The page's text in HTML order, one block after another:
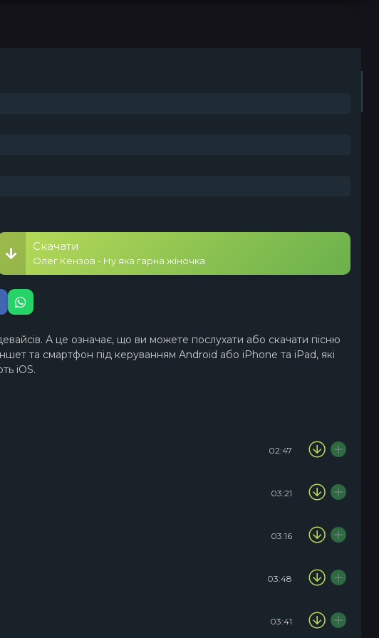
Скачати
Олег Кензов - Ну яка гарна жіночка
А це означає, що ви можете послухати або скачати пісню
та смартфон під керуванням Android або iPhone та iPad, які
iOS.
02:47
03:21
03:16
03:48
03:41